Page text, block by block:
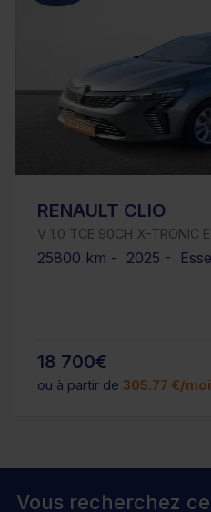
RENAULT CLIO
V 1.0 TCE 90CH X-TRONIC
25800 km - 2025 -
18 700€
ou à partir de 305.77 €/
Vous recherchez